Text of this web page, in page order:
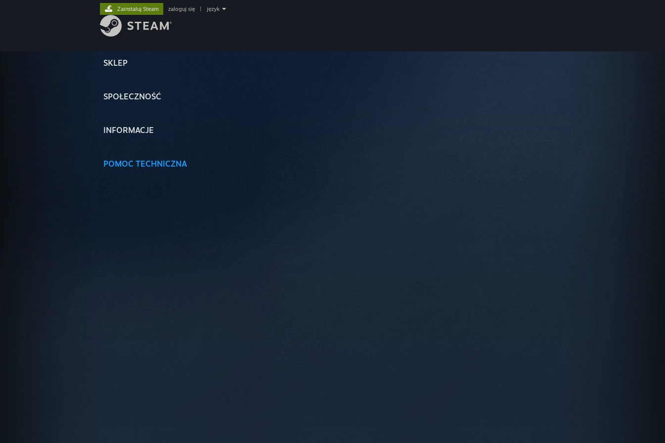
SKLEP
SPOŁECZNOŚĆ
INFORMACJE
POMOC TECHNICZNA
Zainstaluj Steam zaloguj się język